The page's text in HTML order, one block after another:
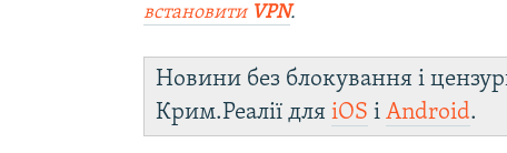
встановити VPN.
Новини без блокування і
Крим.Реалії дляiOS іAndroid.